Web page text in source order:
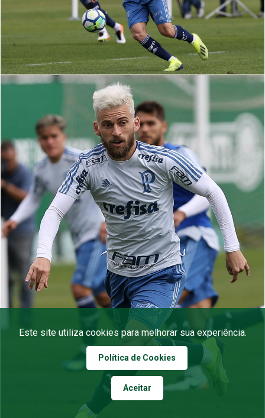
Este site utiliza cookies para melhorar sua experiência.
Política de Cookies
Aceitar